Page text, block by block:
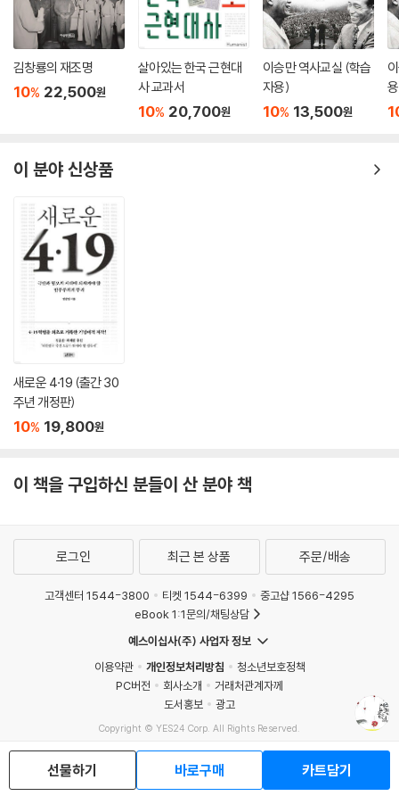
김창룡의 재조명
10% 22,500원
살아있는 한국 근현대
사 교과서
10% 20,700원
이승만 역사교실 (학습
자용)
10% 13,500원
이 분야 신상품
새로운 4·19 (출간 30
주년 개정판)
10% 19,800원
이 책을 구입하신 분들이 산 분야 책
선물하기 바로구매 카트담기
로그인 최근 본 상품 주문/배송
고객센터 1544-3800 티켓 1544-6399
중고샵 1566-4295
eBook 1:1문의/채팅상담
예스이십사(주) 사업자 정보
이용약관
개인정보처리방침
청소년보호정책
PC버전
회사소개
거래처관계자께
도서홍보
광고
Copyright © YES24 Corp. All Rights Reserved.